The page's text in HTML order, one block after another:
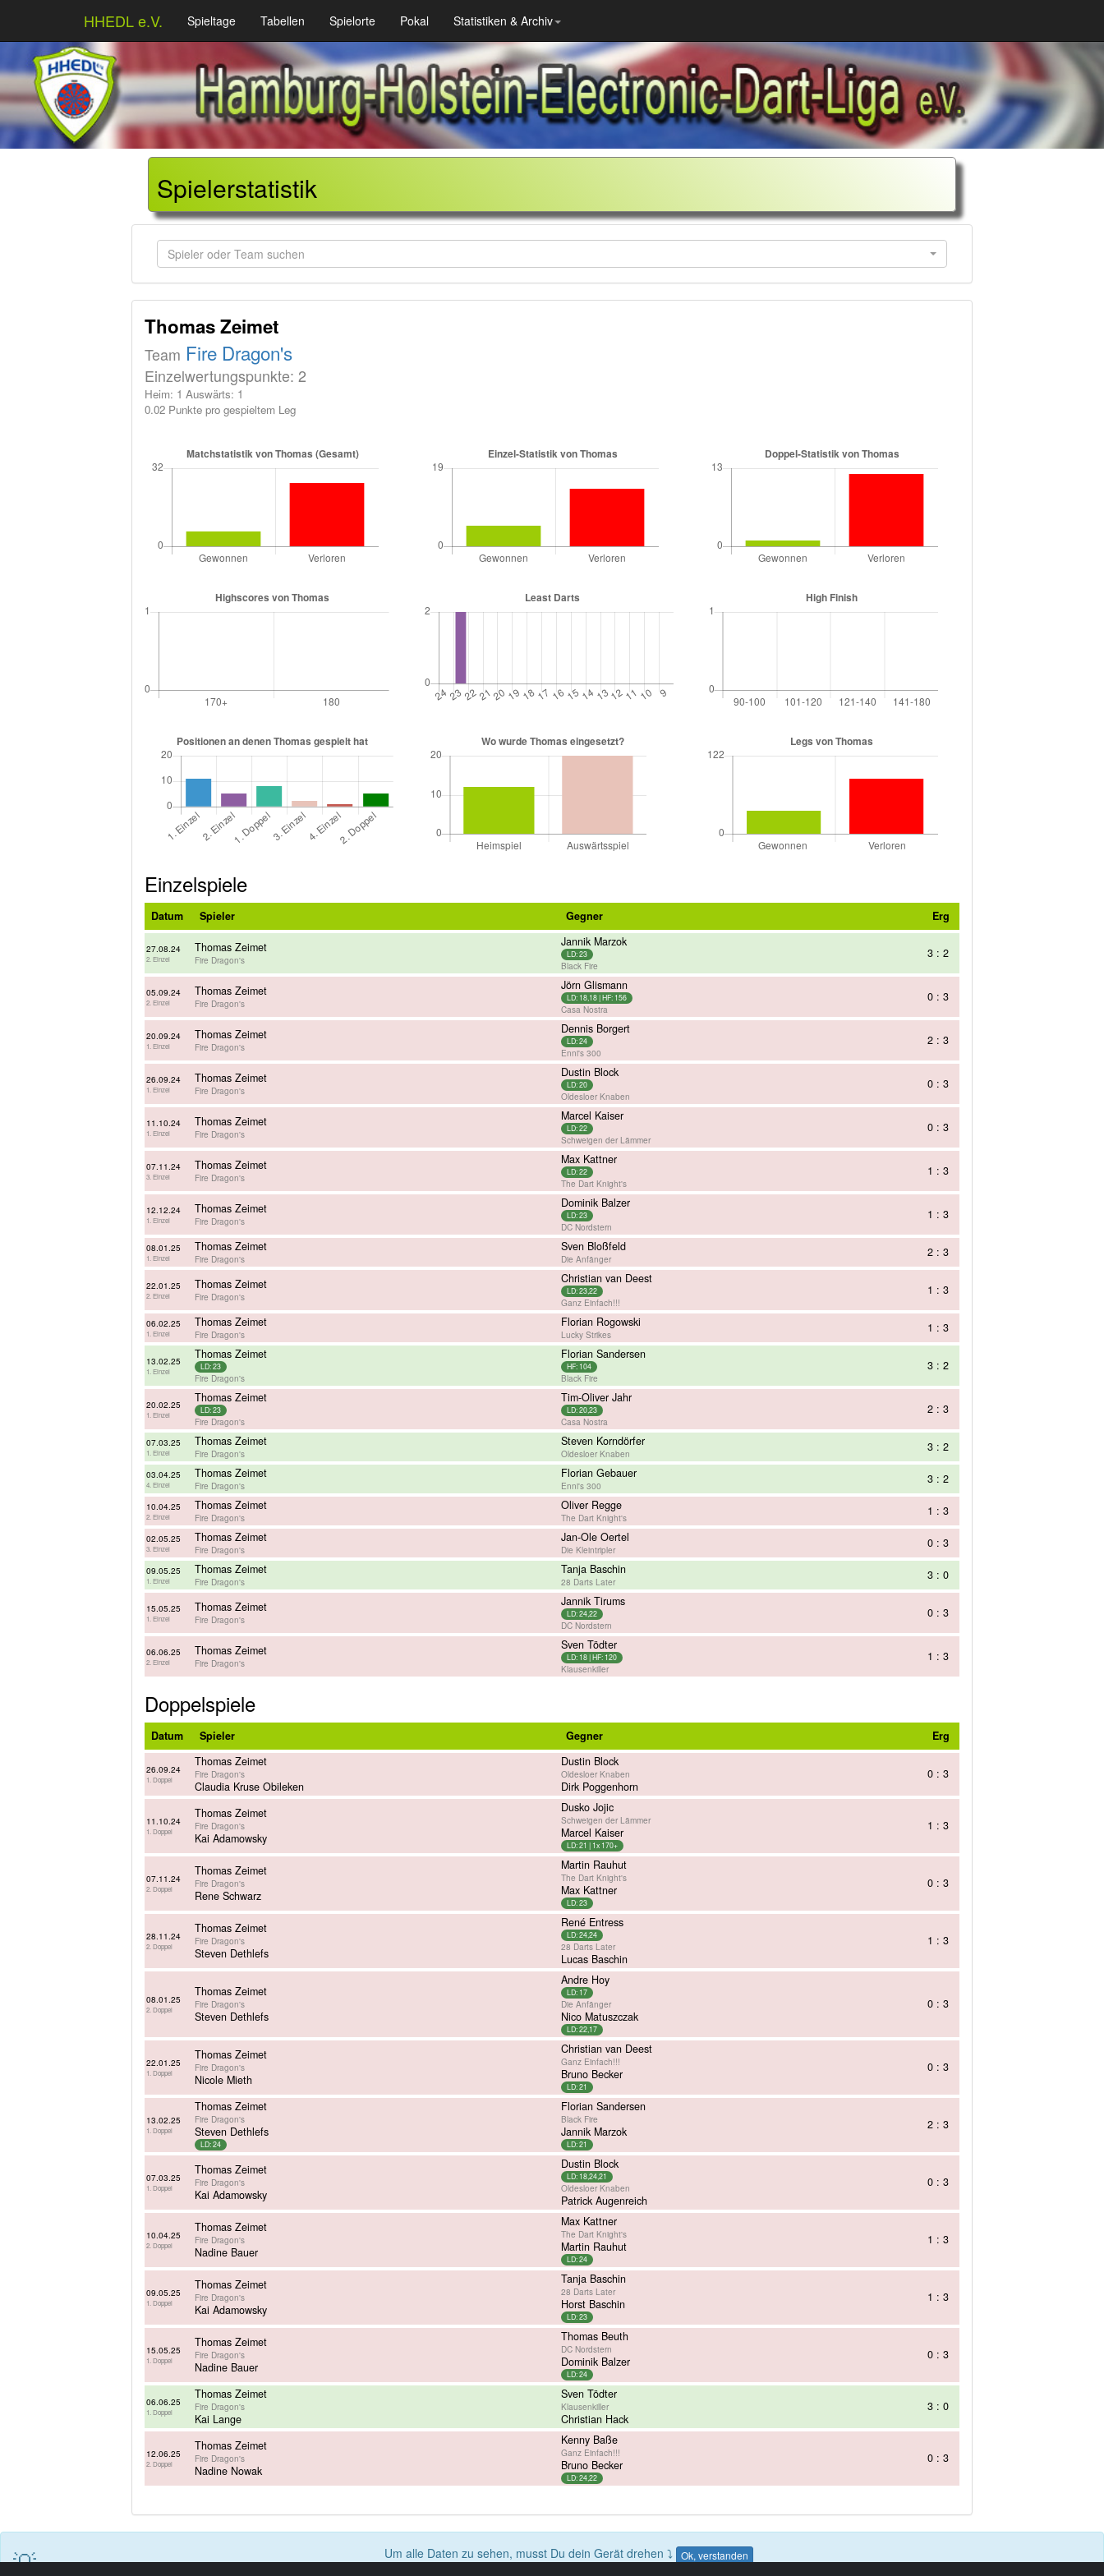
HHEDL e.V. Spieltage Tabellen Spielorte Pokal Statistiken & Archiv
Spielerstatistik
Spieler oder Team suchen
Thomas Zeimet
Team Fire Dragon's
Einzelwertungspunkte: 2
Heim: 1 Auswärts: 1
0.02 Punkte pro gespieltem Leg
Einzelspiele
Datum Spieler Gegner Erg
27.08.24
2. Einzel
Thomas Zeimet
Fire Dragon's
Jannik Marzok
LD: 23
Black Fire
3 : 2
05.09.24
2. Einzel
Thomas Zeimet
Fire Dragon's
Jörn Glismann
LD: 18,18 | HF: 156
Casa Nostra
0 : 3
20.09.24
1. Einzel
Thomas Zeimet
Fire Dragon's
Dennis Borgert
LD: 24
Enni's 300
2 : 3
26.09.24
1. Einzel
Thomas Zeimet
Fire Dragon's
Dustin Block
LD: 20
Oldesloer Knaben
0 : 3
11.10.24
1. Einzel
Thomas Zeimet
Fire Dragon's
Marcel Kaiser
LD: 22
Schweigen der Lämmer
0 : 3
07.11.24
3. Einzel
Thomas Zeimet
Fire Dragon's
Max Kattner
LD: 22
The Dart Knight's
1 : 3
12.12.24
1. Einzel
Thomas Zeimet
Fire Dragon's
Dominik Balzer
LD: 23
DC Nordstern
1 : 3
08.01.25
1. Einzel
Thomas Zeimet
Fire Dragon's
Sven Bloßfeld
Die Anfänger 2 : 3
22.01.25
2. Einzel
Thomas Zeimet
Fire Dragon's
Christian van Deest
LD: 23,22
Ganz Einfach!!!
1 : 3
06.02.25
1. Einzel
Thomas Zeimet
Fire Dragon's
Florian Rogowski
Lucky Strikes 1 : 3
13.02.25
1. Einzel
Thomas Zeimet
LD: 23
Fire Dragon's
Florian Sandersen
HF: 104
Black Fire
3 : 2
20.02.25
1. Einzel
Thomas Zeimet
LD: 23
Fire Dragon's
Tim-Oliver Jahr
LD: 20,23
Casa Nostra
2 : 3
07.03.25
1. Einzel
Thomas Zeimet
Fire Dragon's
Steven Korndörfer
Oldesloer Knaben 3 : 2
03.04.25
4. Einzel
Thomas Zeimet
Fire Dragon's
Florian Gebauer
Enni's 300 3 : 2
10.04.25
2. Einzel
Thomas Zeimet
Fire Dragon's
Oliver Regge
The Dart Knight's 1 : 3
02.05.25
3. Einzel
Thomas Zeimet
Fire Dragon's
Jan-Ole Oertel
Die Kleintripler 0 : 3
09.05.25
1. Einzel
Thomas Zeimet
Fire Dragon's
Tanja Baschin
28 Darts Later 3 : 0
15.05.25
1. Einzel
Thomas Zeimet
Fire Dragon's
Jannik Tirums
LD: 24,22
DC Nordstern
0 : 3
06.06.25
2. Einzel
Thomas Zeimet
Fire Dragon's
Sven Tödter
LD: 18 | HF: 120
Klausenkiller
1 : 3
Doppelspiele
Datum Spieler Gegner Erg
26.09.24
1. Doppel
Thomas Zeimet
Fire Dragon's
Claudia Kruse Obileken
Dustin Block
Oldesloer Knaben
Dirk Poggenhorn
0 : 3
11.10.24
1. Doppel
Thomas Zeimet
Fire Dragon's
Kai Adamowsky
Dusko Jojic
Schweigen der Lämmer
Marcel Kaiser
LD: 21 | 1x 170+
1 : 3
07.11.24
2. Doppel
Thomas Zeimet
Fire Dragon's
Rene Schwarz
Martin Rauhut
The Dart Knight's
Max Kattner
LD: 23
0 : 3
28.11.24
2. Doppel
Thomas Zeimet
Fire Dragon's
Steven Dethlefs
René Entress
LD: 24,24
28 Darts Later
Lucas Baschin
1 : 3
08.01.25
2. Doppel
Thomas Zeimet
Fire Dragon's
Steven Dethlefs
Andre Hoy
LD: 17
Die Anfänger
Nico Matuszczak
LD: 22,17
0 : 3
22.01.25
1. Doppel
Thomas Zeimet
Fire Dragon's
Nicole Mieth
Christian van Deest
Ganz Einfach!!!
Bruno Becker
LD: 21
0 : 3
13.02.25
1. Doppel
Thomas Zeimet
Fire Dragon's
Steven Dethlefs
LD: 24
Florian Sandersen
Black Fire
Jannik Marzok
LD: 21
2 : 3
07.03.25
1. Doppel
Thomas Zeimet
Fire Dragon's
Kai Adamowsky
Dustin Block
LD: 18,24,21
Oldesloer Knaben
Patrick Augenreich
0 : 3
10.04.25
2. Doppel
Thomas Zeimet
Fire Dragon's
Nadine Bauer
Max Kattner
The Dart Knight's
Martin Rauhut
LD: 24
1 : 3
09.05.25
1. Doppel
Thomas Zeimet
Fire Dragon's
Kai Adamowsky
Tanja Baschin
28 Darts Later
Horst Baschin
LD: 23
1 : 3
15.05.25
1. Doppel
Thomas Zeimet
Fire Dragon's
Nadine Bauer
Thomas Beuth
DC Nordstern
Dominik Balzer
LD: 24
0 : 3
06.06.25
1. Doppel
Thomas Zeimet
Fire Dragon's
Kai Lange
Sven Tödter
Klausenkiller
Christian Hack
3 : 0
12.06.25
2. Doppel
Thomas Zeimet
Fire Dragon's
Nadine Nowak
Kenny Baße
Ganz Einfach!!!
Bruno Becker
LD: 24,22
0 : 3
💡 Um alle Daten zu sehen, musst Du dein Gerät drehen ⤵ Ok, verstanden